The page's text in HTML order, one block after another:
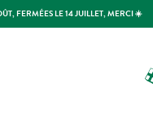
FERMÉES LE 14 JUILLET, MERCI ☀️